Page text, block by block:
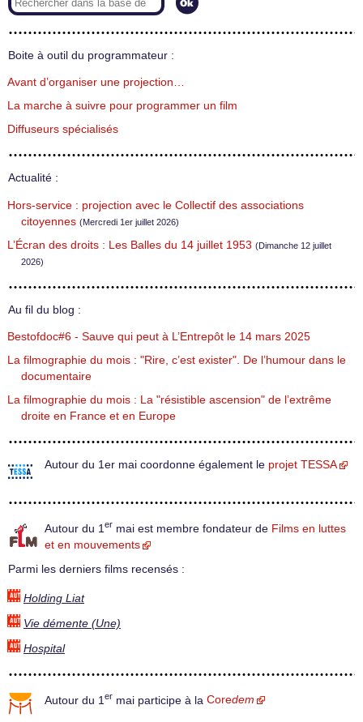
Boite à outil du programmateur :
Avant d’organiser une projection…
La marche à suivre pour programmer un film
Diffuseurs spécialisés
Actualité :
Hors-service : projection avec le Collectif des associations
citoyennes (Mercredi 1er juillet 2026)
L’Écran des droits : Les Balles du 14 juillet 1953 (Dimanche 12 juillet
2026)
Au fil du blog :
Bestofdoc#6 - Sauve qui peut à L’Entrepôt le 14 mars 2025
La filmographie du mois : "Rire, c’est exister". De l’humour dans le
documentaire
La filmographie du mois : La "résistible ascension" de l’extrême
droite en France et en Europe
Autour du 1er mai coordonne également le projet TESSA
Autour du 1 er mai est membre fondateur de Films en luttes
et en mouvements
Parmi les derniers films recensés :
Holding Liat
Vie démente (Une)
Hospital
Autour du 1 er mai participe à la Coredem